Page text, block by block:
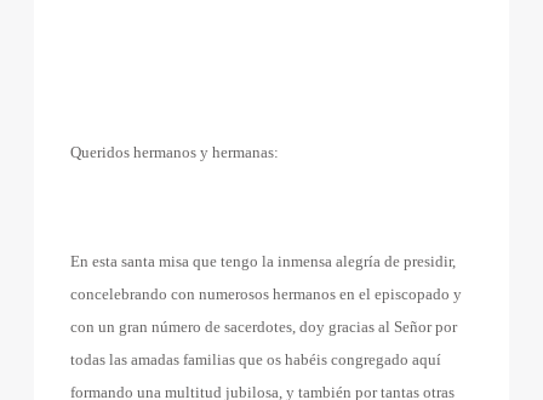
Queridos hermanos y hermanas:
En esta santa misa que tengo la inmensa alegría de presidir,
concelebrando con numerosos hermanos en el episcopado y
con un gran número de sacerdotes, doy gracias al Señor por
todas las amadas familias que os habéis congregado aquí
formando una multitud jubilosa, y también por tantas otras